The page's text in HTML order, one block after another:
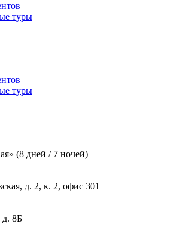
туры
туры
(8 дней / 7 ночей)
д. 2, к. 2, офис 301
8Б